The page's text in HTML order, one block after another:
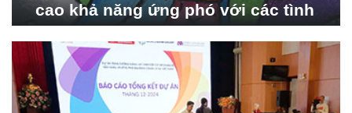
cao khả năng ứng phó với các tình